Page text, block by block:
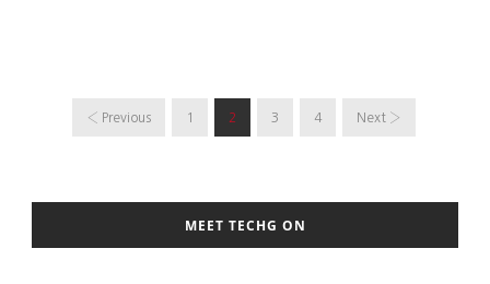
‹ Previous 1 2 3 4 Next ›
MEET TECHG ON